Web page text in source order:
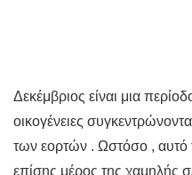
Δεκέμβριος είναι μια
οικογένειες
των εορτών . Ωστόσο , αυτό
επίσης μέρος της χαμηλής